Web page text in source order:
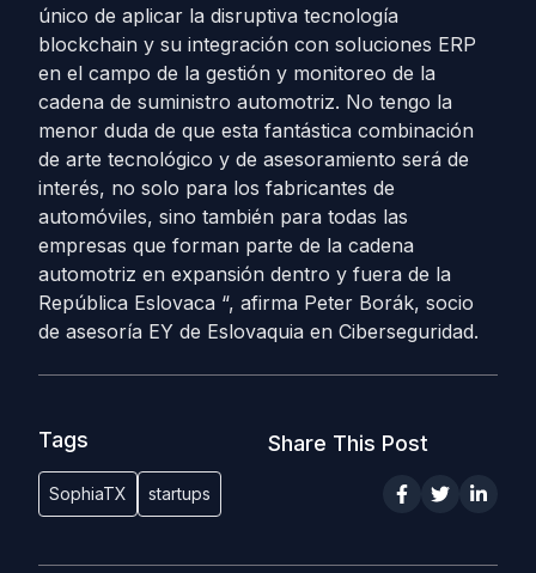
único de aplicar la disruptiva tecnología
blockchain y su integración con soluciones ERP
en el campo de la gestión y monitoreo de la
cadena de suministro automotriz. No tengo la
menor duda de que esta fantástica combinación
de arte tecnológico y de asesoramiento será de
interés, no solo para los fabricantes de
automóviles, sino también para todas las
empresas que forman parte de la cadena
automotriz en expansión dentro y fuera de la
República Eslovaca “, afirma Peter Borák, socio
de asesoría EY de Eslovaquia en Ciberseguridad.
Tags
SophiaTX startups
Share This Post